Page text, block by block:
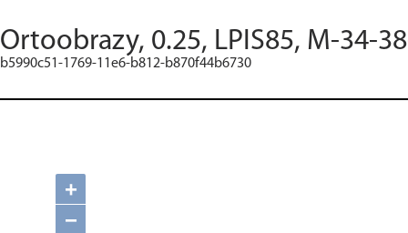
Ortoobrazy, 0.25, LPIS85, M-34-
b5990c51-1769-11e6-b812-b870f44b6730
+
−